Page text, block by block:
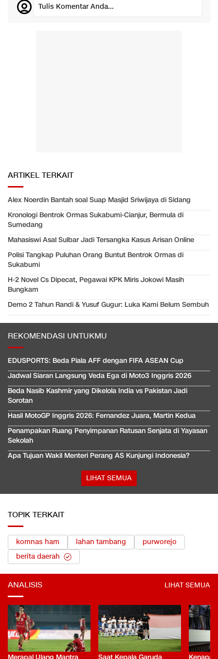
Tulis Komentar Anda...
ARTIKEL TERKAIT
Alex Noerdin Bantah soal Suap Masjid Sriwijaya di Sidang
Kronologi Bentrok Ormas Sukabumi-Cianjur, Bermula di
Sumedang
Mahasiswi Asal Sulbar Jadi Tersangka Kasus Arisan Online
Polisi Tangkap Puluhan Orang Buntut Bentrok Ormas di
Sukabumi
H-2 Novel Cs Dipecat, Pegawai KPK Miris Jokowi Masih
Bungkam
Demo 2 Tahun Randi & Yusuf Gugur: Luka Kami Belum Sembuh
REKOMENDASI UNTUKMU
EDUSPORTS: Beda Piala AFF dengan FIFA ASEAN Cup
Jadwal Siaran Langsung Veda Ega di Moto3 Inggris 2026
Beda Nasib Kashmir yang Dikelola India vs Pakistan Jadi
Sorotan
Hasil MotoGP Inggris 2026: Fernandez Juara, Martin Kedua
Penampakan Ruang Penyimpanan Ratusan Senjata di Yayasan
Sekolah
Apa Tujuan Wakil Menteri Perang AS Kunjungi Indonesia?
LIHAT SEMUA
TOPIK TERKAIT
komnas ham lahan tambang
purworejo
berita daerah
ANALISIS LIHAT SEMUA
Merapal Ulang Mantra
Saat Kepala Garuda
Kenapa